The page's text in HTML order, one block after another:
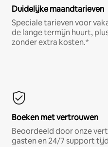
Duidelijke maandtarieven
Speciale tarieven voor
de lange termijn huurt,
zonder extra kosten.*
Boeken met vertrouwen
Beoordeeld door onze
gasten en 24/7 support